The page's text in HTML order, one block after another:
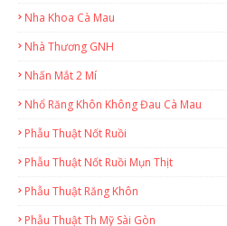
Nha Khoa Cà Mau
Nhà Thương GNH
Nhấn Mắt 2 Mí
Nhổ Răng Khôn Không Đau Cà Mau
Phẫu Thuật Nốt Ruồi
Phẫu Thuật Nốt Ruồi Mụn Thịt
Phẫu Thuật Răng Khôn
Phẫu Thuật Th Mỹ Sài Gòn